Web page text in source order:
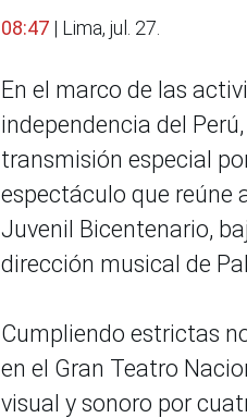
08:47 | Lima, jul. 27.
En el marco de las
independencia del
transmisión especial
espectáculo que reúne
Juvenil Bicentenario,
dirección musical de
Cumpliendo estrictas
en el Gran Teatro
visual y sonoro por